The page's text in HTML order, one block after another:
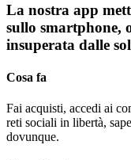
La nostra app
sullo smartphone,
insuperata dalle
Cosa fa
Fai acquisti, accedi ai
reti sociali in libertà,
dovunque.